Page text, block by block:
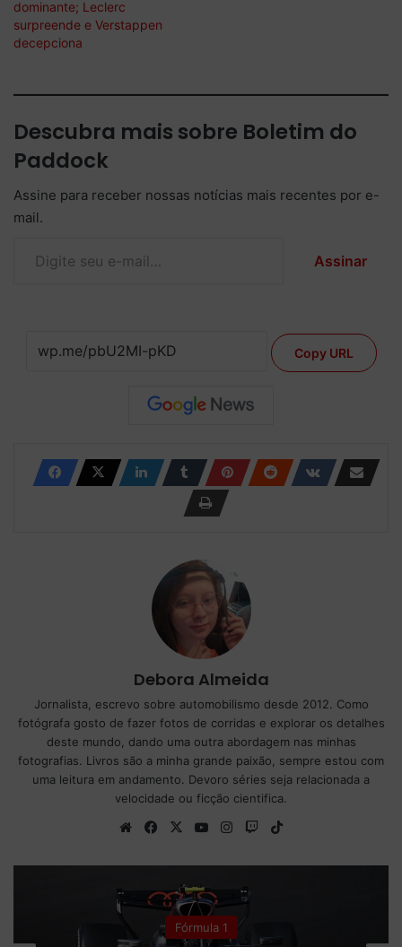
dominante; Leclerc
surpreende e Verstappen
decepciona
Descubra mais sobre Boletim do
Paddock
Assine para receber nossas notícias mais recentes por e-
mail.
Assinar
Copy URL
Debora Almeida
Jornalista, escrevo sobre automobilismo desde 2012. Como
fotógrafa gosto de fazer fotos de corridas e explorar os detalhes
deste mundo, dando uma outra abordagem nas minhas
fotografias. Livros são a minha grande paixão, sempre estou com
uma leitura em andamento. Devoro séries seja relacionada a
velocidade ou ficção cientifica.
We
te
Fa
bo
ok
X
Yo
ub
Ins
ra
m
Tw
h
k